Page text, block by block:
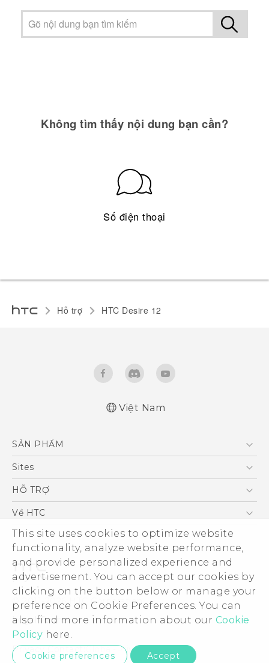
This site uses cookies to optimize website
functionality, analyze website performance,
and provide personalized experience and
advertisement. You can accept our cookies by
clicking on the button below or manage your
preference on Cookie Preferences. You can
also find more information about our Cookie
Policy here.
Cookie preferences Accept
Không tìm thấy nội dung bạn cần?
Số điện thoại
Hỗ trợ HTC Desire 12‎
Việt Nam
SẢN PHẨM
5G
Điện Thoại Thông Minh
VIVE
Sites
HTC Dev
HỖ TRỢ
Trung tâm hỗ trợ
Hỗ trợ bảo hành HTC
Về HTC
ESG
Nhà đầu tư
Làm việc tại HTC
Chính sách bảo mật
Bảo mật sản phẩm
Thông Tin Đấu Thầu
Security and Privacy Whitepaper
© 2011-2026 HTC Corporation
Legal Terms
Privacy Contact:Global-Privacy@htc.com